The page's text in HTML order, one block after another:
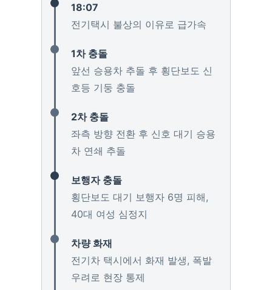
18:07
전기택시 불상의 이유로 급가속
1차 충돌
앞선 승용차 추돌 후 횡단보도 신
호등 기둥 충돌
2차 충돌
좌측 방향 전환 후 신호 대기 승용
차 연쇄 추돌
보행자 충돌
횡단보도 대기 보행자 6명 피해,
40대 여성 심정지
차량 화재
전기차 택시에서 화재 발생, 폭발
우려로 현장 통제